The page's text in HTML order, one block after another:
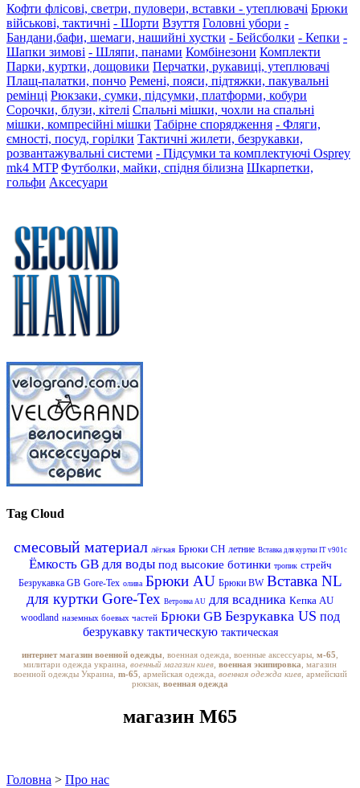
Кофти флісові, светри, пуловери, вставки - утеплювачі Брюки
військові, тактичні - Шорти Взуття Головні убори -
Бандани,бафи, шемаги, нашийні хустки - Бейсболки - Кепки -
Шапки зимові - Шляпи, панами Комбінезони Комплекти
Парки, куртки, дощовики Перчатки, рукавиці, утеплювачі
Плащ-палатки, пончо Ремені, пояси, підтяжки, пакувальні
ремінці Рюкзаки, сумки, підсумки, платформи, кобури
Сорочки, блузи, кітелі Спальні мішки, чохли на спальні
мішки, компресійні мішки Табірне спорядження - Фляги,
ємності, посуд, горілки Тактичні жилети, безрукавки,
розвантажувальні системи - Підсумки та комплектуючі Osprey
mk4 MTP Футболки, майки, спідня білизна Шкарпетки,
гольфи Аксесуари
Tag Cloud
смесовый материал лёгкая Брюки CH летние Вставка для куртки IT v901c
Ёмкость GB для воды под высокие ботинки тропик стрейч
Безрукавка GB Gore-Tex олива Брюки AU Брюки BW Вставка NL
для куртки Gore-Tex Ветровка AU для всадника Кепка AU
woodland наземных боевых частей Брюки GB Безрукавка US под
безрукавку тактическую тактическая
интернет магазин военной одежды , военная одежда, военные аксессуары, м-65
милитари одежда украина, военный магазин киев, военная экипировка , магазин
военной одежды Украина, m-65 , армейская одежда, военная одежда киев, армейский
рюкзак, военная одежда
магазин M65
Головна > Про нас